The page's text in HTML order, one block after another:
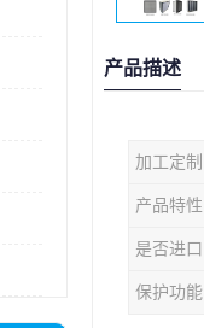
产品描述
加工定制
产品特性
是否进口
保护功能